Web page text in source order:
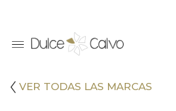
VER TODAS LAS MARCAS